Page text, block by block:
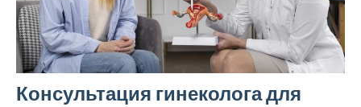
Консультация гинеколога для